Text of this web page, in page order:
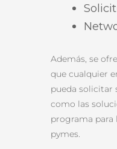
Además, se
que cualquier
pueda solicitar
como las
programa para
pymes.